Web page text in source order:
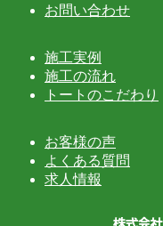
お問い合わせ
施工実例
施工の流れ
トートのこだわり
お客様の声
よくある質問
求人情報